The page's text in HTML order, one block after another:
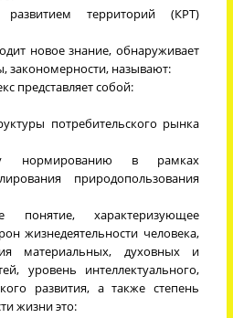
территорий (КРТ)
новое знание, обнаруживает
закономерности, называют:
представляет собой:
потребительского рынка
нормированию в рамках
природопользования
понятие, характеризующее
жизнедеятельности человека,
материальных, духовных и
уровень интеллектуального,
развития, а также степень
жизни это: